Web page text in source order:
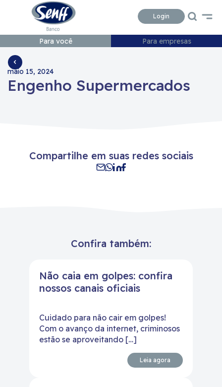
Login
Para você Para empresas
maio 15, 2024
Engenho Supermercados
Compartilhe em suas redes sociais
Confira também:
Não caia em golpes: confira
nossos canais oficiais
Cuidado para não cair em golpes!
Com o avanço da internet, criminosos
estão se aproveitando […]
Leia agora